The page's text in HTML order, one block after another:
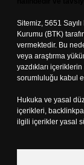
Sitemiz, 5651
Kurumu (BTK)
vermektedir. Bu
veya araştırma
yazdıkları
sorumluluğu kabul
Hukuka ve yasal
içerikleri,
ilgili içerikler yasal